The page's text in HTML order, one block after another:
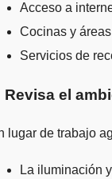
Acceso a
Cocinas y
Servicios de
Revisa el
lugar de trabajo
La iluminación